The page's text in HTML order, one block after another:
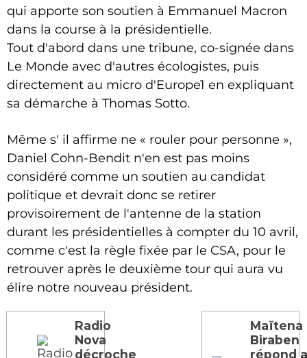
qui apporte son soutien à Emmanuel Macron
dans la course à la présidentielle.
Tout d'abord dans une tribune, co-signée dans
Le Monde avec d'autres écologistes, puis
directement au micro d'Europe1 en expliquant
sa démarche à Thomas Sotto.
Même s' il affirme ne « rouler pour personne »,
Daniel Cohn-Bendit n'en est pas moins
considéré comme un soutien au candidat
politique et devrait donc se retirer
provisoirement de l'antenne de la station
durant les présidentielles à compter du 10 avril,
comme c'est la règle fixée par le CSA, pour le
retrouver après le deuxième tour qui aura vu
élire notre nouveau président.
Radio
Nova
décroche
Maïtena
Biraben
répond